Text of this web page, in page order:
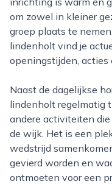
om zowel in kleiner
groep plaats te
lindenholt vind je
openingstijden, acties
Naast de dagelijkse horeca-activiteiten biedt grand-café
lindenholt regelmatig
andere activiteiten
de wijk. Het is een
wedstrijd
gevierd worden en
ontmoeten voor een